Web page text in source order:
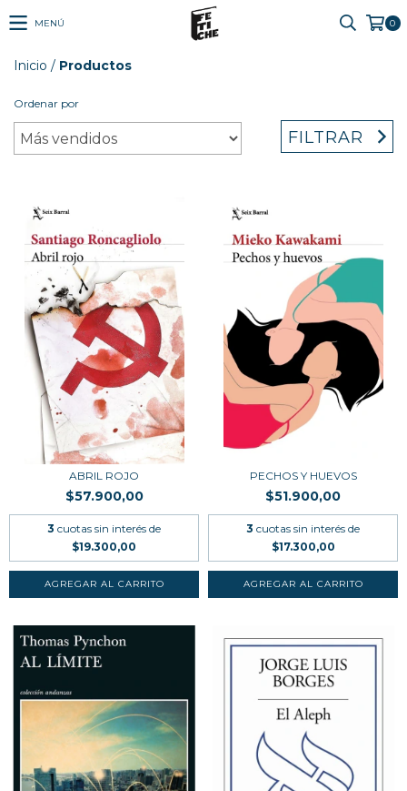
MENÚ 0
Inicio / Productos
Ordenar por
FILTRAR
ABRIL ROJO
$57.900,00
3 cuotas sin interés de
$19.300,00
PECHOS Y HUEVOS
$51.900,00
3 cuotas sin interés de
$17.300,00